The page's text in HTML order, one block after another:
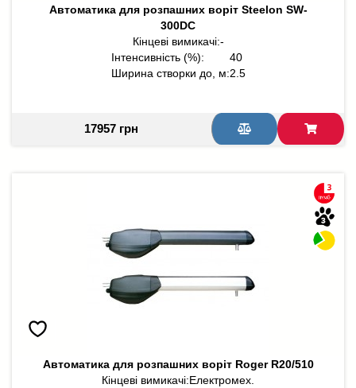
Автоматика для розпашних воріт Steelon SW-
300DC
Кінцеві вимикачі:-
Інтенсивність (%):
40
Ширина створки до, м:2.5
17957 грн
Автоматика для розпашних воріт Roger R20/510
Кінцеві вимикачі:Електромех.